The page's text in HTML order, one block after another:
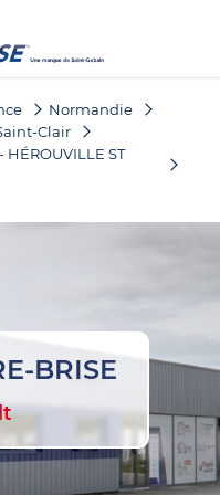
Normandie
Clair
HÉROUVILLE ST
BRISE